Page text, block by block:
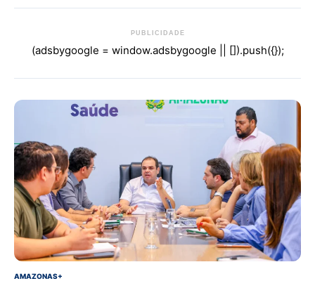
PUBLICIDADE
(adsbygoogle = window.adsbygoogle || []).push({});
AMAZONAS+